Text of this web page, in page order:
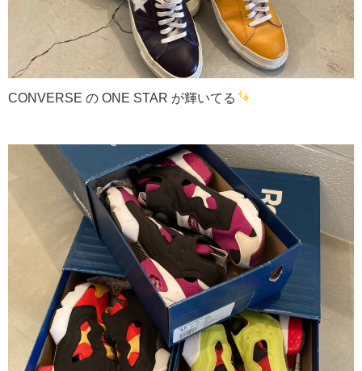
CONVERSE の ONE STAR が輝いてる